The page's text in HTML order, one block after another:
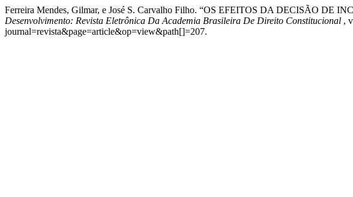
Ferreira Mendes, Gilmar, e José S. Carvalho Filho. “OS EFEITOS DA DECISÃO
Desenvolvimento: Revista Eletrônica Da Academia Brasileira De Direito Constitucional ,
journal=revista&page=article&op=view&path[]=207.